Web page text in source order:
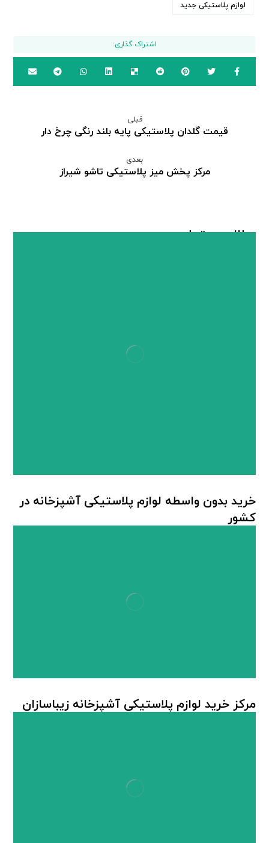
لوازم پلاستیکی جدید
قبلی
قیمت گلدان پلاستیکی پایه بلند رنگی چرخ دار
بعدی
مرکز پخش میز پلاستیکی تاشو شیراز
مطالب مرتبط ...
خرید بدون واسطه لوازم پلاستیکی آشپزخانه در
کشور
مرکز خرید لوازم پلاستیکی آشپزخانه زیباسازان